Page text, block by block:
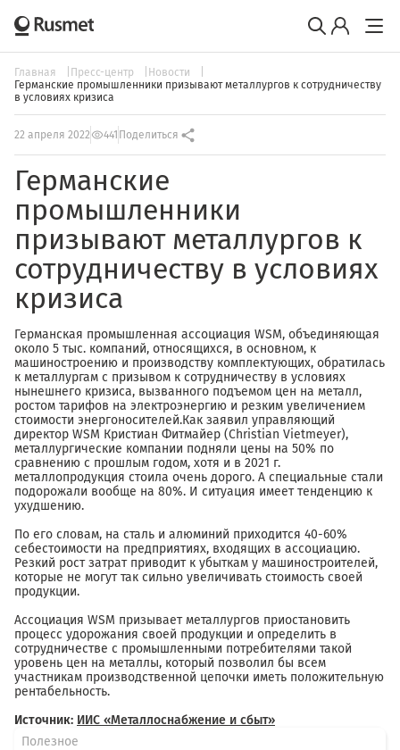
Главная Пресс-центр
Новости
Германские промышленники призывают металлургов к сотрудничеству
в условиях кризиса
22 апреля 2022 441 Поделиться
Германские
промышленники
призывают металлургов к
сотрудничеству в условиях
кризиса
Германская промышленная ассоциация WSM, объединяющая
около 5 тыс. компаний, относящихся, в основном, к
машиностроению и производству комплектующих, обратилась
к металлургам с призывом к сотрудничеству в условиях
нынешнего кризиса, вызванного подъемом цен на металл,
ростом тарифов на электроэнергию и резким увеличением
стоимости энергоносителей.Как заявил управляющий
директор WSM Кристиан Фитмайер (Christian Vietmeyer),
металлургические компании подняли цены на 50% по
сравнению с прошлым годом, хотя и в 2021 г.
металлопродукция стоила очень дорого. А специальные стали
подорожали вообще на 80%. И ситуация имеет тенденцию к
ухудшению.
По его словам, на сталь и алюминий приходится 40-60%
себестоимости на предприятиях, входящих в ассоциацию.
Резкий рост затрат приводит к убыткам у машиностроителей,
которые не могут так сильно увеличивать стоимость своей
продукции.
Ассоциация WSM призывает металлургов приостановить
процесс удорожания своей продукции и определить в
сотрудничестве с промышленными потребителями такой
уровень цен на металлы, который позволил бы всем
участникам производственной цепочки иметь положительную
рентабельность.
Источник: ИИС «Металлоснабжение и сбыт»
Полезное